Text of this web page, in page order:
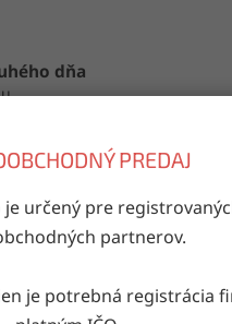
PREDAJ
je určený pre
partnerov.
je potrebná registrácia
dňa